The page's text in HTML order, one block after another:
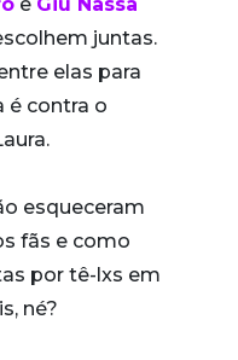
juntas.
elas para
é contra o
esqueceram
fãs e como
por tê-lxs em
né?